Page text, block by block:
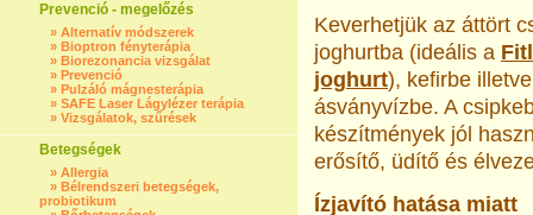
Prevenció - megelőzés
» Alternatív módszerek
» Bioptron fényterápia
» Biorezonancia vizsgálat
» Prevenció
» Pulzáló mágnesterápia
» SAFE Laser Lágylézer terápia
» Vizsgálatok, szűrések
Betegségek
» Allergia
» Bélrendszeri betegségek,
probiotikum
Keverhetjük az áttört
joghurtba (ideális a
joghurt), kefirbe illetve
ásványvízbe. A
készítmények jól
erősítő, üdítő és
Ízjavító hatása miatt